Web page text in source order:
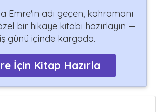
Emre'in adı geçen, kahramanı
bir hikaye kitabı hazırlayın —
günü içinde kargoda.
İçin Kitap Hazırla